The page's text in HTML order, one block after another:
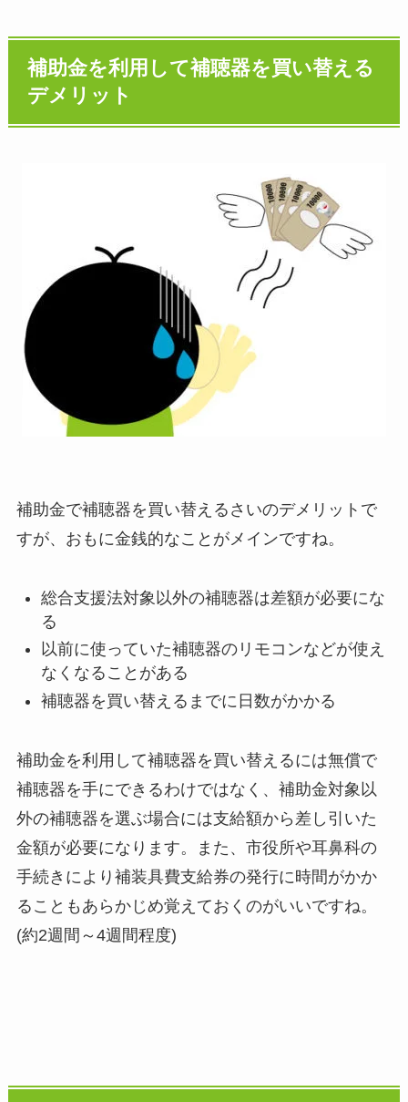
補助金を利用して補聴器を買い替える
デメリット
補助金で補聴器を買い替えるさいのデメリットで
すが、おもに金銭的なことがメインですね。
総合支援法対象以外の補聴器は差額が必要にな
る
以前に使っていた補聴器のリモコンなどが使え
なくなることがある
補聴器を買い替えるまでに日数がかかる
補助金を利用して補聴器を買い替えるには無償で
補聴器を手にできるわけではなく、補助金対象以
外の補聴器を選ぶ場合には支給額から差し引いた
金額が必要になります。また、市役所や耳鼻科の
手続きにより補装具費支給券の発行に時間がかか
ることもあらかじめ覚えておくのがいいですね。
(約2週間～4週間程度)